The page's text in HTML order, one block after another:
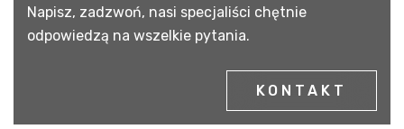
Napisz, zadzwoń, nasi specjaliści chętnie
odpowiedzą na wszelkie pytania.
KONTAKT